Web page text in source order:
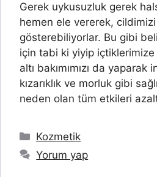
Gerek uykusuzluk gerek
hemen ele vererek, cildimizi
gösterebiliyorlar. Bu gibi
için tabi ki yiyip
altı bakımımızı da yaparak
kızarıklık ve morluk gibi
neden olan tüm etkileri
Kategoriler
Kozmetik
Yorum yap